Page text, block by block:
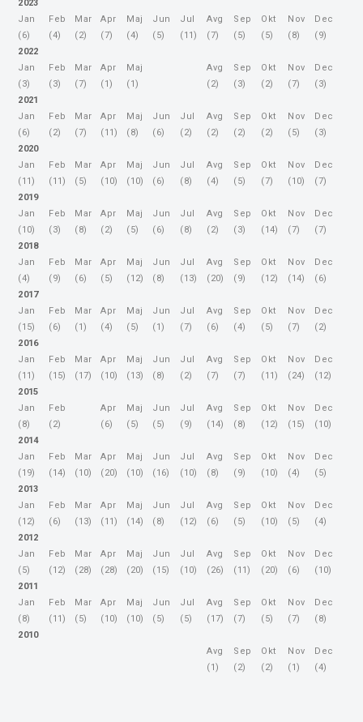
2023
Jan
(6)
Feb
(4)
Mar
(2)
Apr
(7)
Maj
(4)
Jun
(5)
Jul
(11)
Avg
(7)
Sep
(5)
Okt
(5)
Nov
(8)
Dec
(9)
2022
Jan
(3)
Feb
(3)
Mar
(7)
Apr
(1)
Maj
(1)
Avg
(2)
Sep
(3)
Okt
(2)
Nov
(7)
Dec
(3)
2021
Jan
(6)
Feb
(2)
Mar
(7)
Apr
(11)
Maj
(8)
Jun
(6)
Jul
(2)
Avg
(2)
Sep
(2)
Okt
(2)
Nov
(5)
Dec
(3)
2020
Jan
(11)
Feb
(11)
Mar
(5)
Apr
(10)
Maj
(10)
Jun
(6)
Jul
(8)
Avg
(4)
Sep
(5)
Okt
(7)
Nov
(10)
Dec
(7)
2019
Jan
(10)
Feb
(3)
Mar
(8)
Apr
(2)
Maj
(5)
Jun
(6)
Jul
(8)
Avg
(2)
Sep
(3)
Okt
(14)
Nov
(7)
Dec
(7)
2018
Jan
(4)
Feb
(9)
Mar
(6)
Apr
(5)
Maj
(12)
Jun
(8)
Jul
(13)
Avg
(20)
Sep
(9)
Okt
(12)
Nov
(14)
Dec
(6)
2017
Jan
(15)
Feb
(6)
Mar
(1)
Apr
(4)
Maj
(5)
Jun
(1)
Jul
(7)
Avg
(6)
Sep
(4)
Okt
(5)
Nov
(7)
Dec
(2)
2016
Jan
(11)
Feb
(15)
Mar
(17)
Apr
(10)
Maj
(13)
Jun
(8)
Jul
(2)
Avg
(7)
Sep
(7)
Okt
(11)
Nov
(24)
Dec
(12)
2015
Jan
(8)
Feb
(2)
Apr
(6)
Maj
(5)
Jun
(5)
Jul
(9)
Avg
(14)
Sep
(8)
Okt
(12)
Nov
(15)
Dec
(10)
2014
Jan
(19)
Feb
(14)
Mar
(10)
Apr
(20)
Maj
(10)
Jun
(16)
Jul
(10)
Avg
(8)
Sep
(9)
Okt
(10)
Nov
(4)
Dec
(5)
2013
Jan
(12)
Feb
(6)
Mar
(13)
Apr
(11)
Maj
(14)
Jun
(8)
Jul
(12)
Avg
(6)
Sep
(5)
Okt
(10)
Nov
(5)
Dec
(4)
2012
Jan
(5)
Feb
(12)
Mar
(28)
Apr
(28)
Maj
(20)
Jun
(15)
Jul
(10)
Avg
(26)
Sep
(11)
Okt
(20)
Nov
(6)
Dec
(10)
2011
Jan
(8)
Feb
(11)
Mar
(5)
Apr
(10)
Maj
(10)
Jun
(5)
Jul
(5)
Avg
(17)
Sep
(7)
Okt
(5)
Nov
(7)
Dec
(8)
2010
Avg
(1)
Sep
(2)
Okt
(2)
Nov
(1)
Dec
(4)